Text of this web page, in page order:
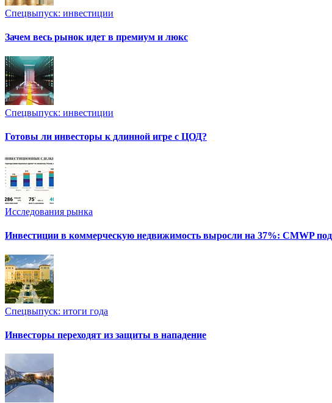
Спецвыпуск: инвестиции
Зачем весь рынок идет в премиум и люкс
Спецвыпуск: инвестиции
Готовы ли инвесторы к длинной игре с ЦОД?
Исследования рынка
Инвестиции в коммерческую недвижимость выросли на 37%: CMWP
Спецвыпуск: итоги года
Инвесторы переходят из защиты в нападение